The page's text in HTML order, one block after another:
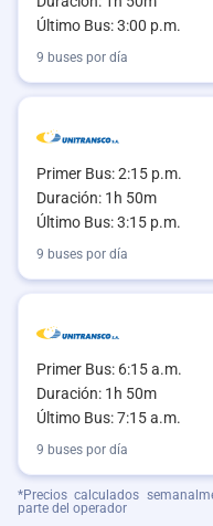
Último Bus: 3:00 p.m.
9 buses por día
Primer Bus: 2:15 p.m.
Duración: 1h 50m
Último Bus: 3:15 p.m.
9 buses por día
Primer Bus: 6:15 a.m.
Duración: 1h 50m
Último Bus: 7:15 a.m.
9 buses por día
*Precios calculados
parte del operador